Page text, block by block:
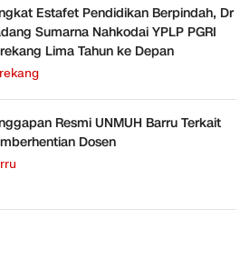
Estafet Pendidikan Berpindah, Dr
Sumarna Nahkodai YPLP PGRI
Lima Tahun ke Depan
Resmi UNMUH Barru Terkait
Dosen